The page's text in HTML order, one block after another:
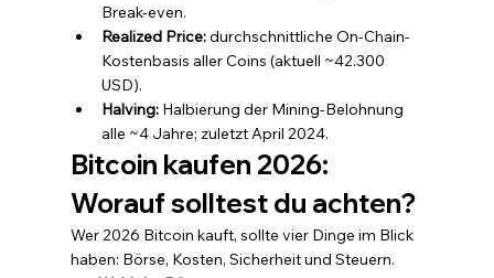
Break-even.
Realized Price: durchschnittliche On-Chain-
Kostenbasis aller Coins (aktuell ~42.300
USD).
Halving: Halbierung der Mining-Belohnung
alle ~4 Jahre; zuletzt April 2024.
Bitcoin kaufen 2026:
Worauf solltest du achten?
Wer 2026 Bitcoin kauft, sollte vier Dinge im Blick
haben: Börse, Kosten, Sicherheit und Steuern.